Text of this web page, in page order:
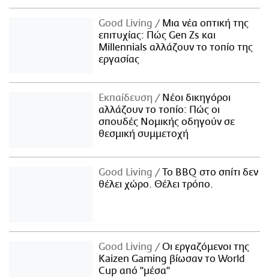
Good Living
Μια νέα οπτική της
επιτυχίας: Πώς Gen Zs και
Millennials αλλάζουν το τοπίο της
εργασίας
Εκπαίδευση
Νέοι δικηγόροι
αλλάζουν το τοπίο: Πώς οι
σπουδές Νομικής οδηγούν σε
θεσμική συμμετοχή
Good Living
Το BBQ στο σπίτι δεν
θέλει χώρο. Θέλει τρόπο.
Good Living
Οι εργαζόμενοι της
Kaizen Gaming βίωσαν το World
Cup από "μέσα"